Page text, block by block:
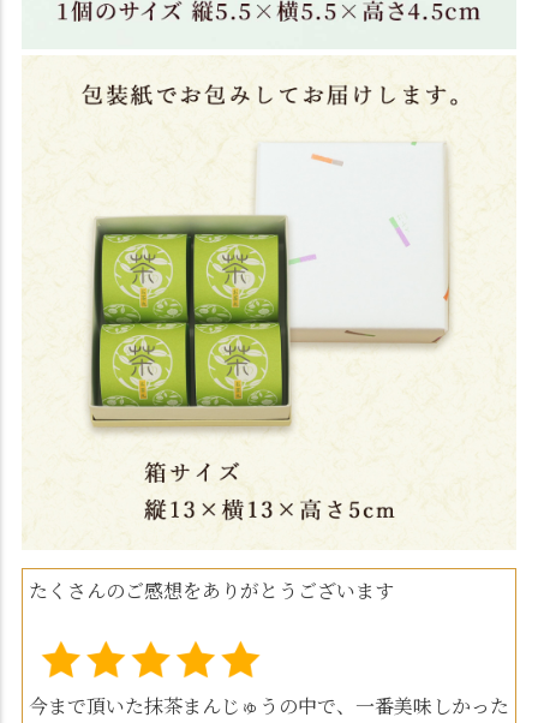
たくさんのご感想をありがとうございます
今まで頂いた抹茶まんじゅうの中で、一番美味しかった